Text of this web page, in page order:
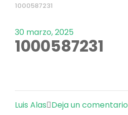
1000587231
30 marzo, 2025
1000587231
Luis Alas Deja un comentario